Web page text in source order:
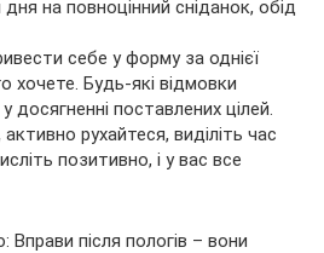
на повноцінний сніданок, обід
себе у форму за однієї
хочете. Будь-які відмовки
поставлених цілей.
рухайтеся, виділіть час
позитивно, і у вас все
після пологів – вони